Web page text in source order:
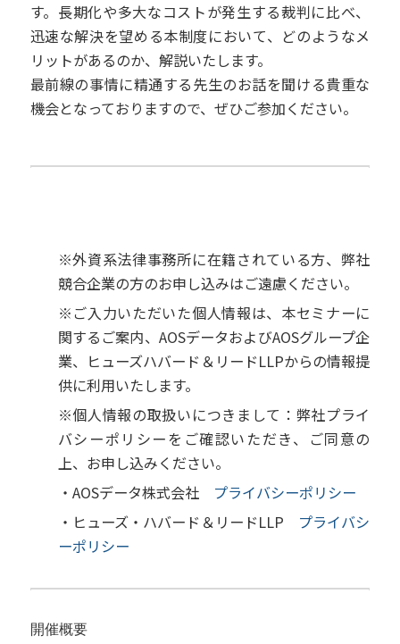
す。長期化や多大なコストが発生する裁判に比べ、
迅速な解決を望める本制度において、どのようなメ
リットがあるのか、解説いたします。
最前線の事情に精通する先生のお話を聞ける貴重な
機会となっておりますので、ぜひご参加ください。
※外資系法律事務所に在籍されている方、弊社
競合企業の方のお申し込みはご遠慮ください。
※ご入力いただいた個人情報は、本セミナーに
関するご案内、AOSデータおよびAOSグループ企
業、ヒューズハバード＆リードLLPからの情報提
供に利用いたします。
※個人情報の取扱いにつきまして：弊社プライ
バシーポリシーをご確認いただき、ご同意の
上、お申し込みください。
・AOSデータ株式会社 プライバシーポリシー
・ヒューズ・ハバード＆リードLLP プライバシ
ーポリシー
開催概要